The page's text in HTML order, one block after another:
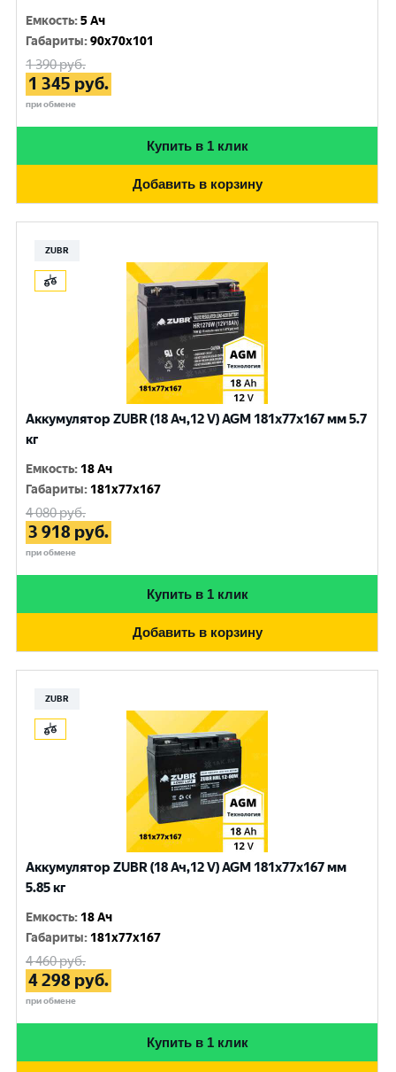
Емкость:5 Ач
Габариты:90x70x101
1 390руб.
1 345 руб.
при обмене
Купить в 1 клик
Добавить в корзину
ZUBR
Аккумулятор ZUBR (18 Ач,12 V) AGM 181x77x167 мм 5.7
кг
Емкость: 18 Ач
Габариты: 181x77x167
4 080руб.
3 918 руб.
при обмене
Купить в 1 клик
Добавить в корзину
ZUBR
Аккумулятор ZUBR (18 Ач,12 V) AGM 181x77x167 мм
5.85 кг
Емкость: 18 Ач
Габариты: 181x77x167
4 460руб.
4 298 руб.
при обмене
Купить в 1 клик